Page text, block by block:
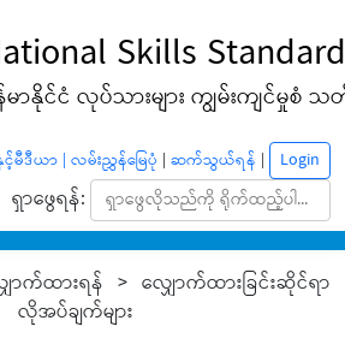
Skills
ာနိုင်ငံ လုပ်သားများ ကျွမ်းကျင်မှုစံ သ
မီဒီယာ | လမ်းညွှန်မြေပုံ | ဆက်သွယ်ရန် | Login
ရှာဖွေရန်:
ာက်ထားရန် > လျှောက်ထားခြင်းဆိုင်ရာ
လိုအပ်ချက်များ